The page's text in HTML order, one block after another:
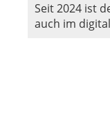
Seit 2024 ist
auch im